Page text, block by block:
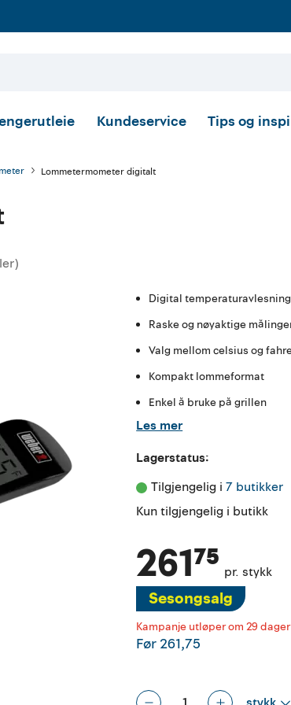
Kundeservice Tips og
Lommetermometer digitalt
)
Digital temperaturavlesning
Raske og nøyaktige
Valg mellom celsius og
Kompakt lommeformat
Enkel å bruke på grillen
Les mer
Lagerstatus:
Tilgjengelig i 7 butikker
Kun tilgjengelig i butikk
Sesongsalg
Kampanje utløper om 29 dager
261⁷⁵ pr. stykk
Før 261,75